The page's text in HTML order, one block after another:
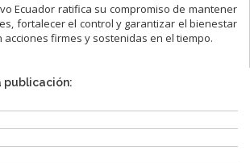
Ecuador ratifica su compromiso de mantener
fortalecer el control y garantizar el bienestar
acciones firmes y sostenidas en el tiempo.
publicación: